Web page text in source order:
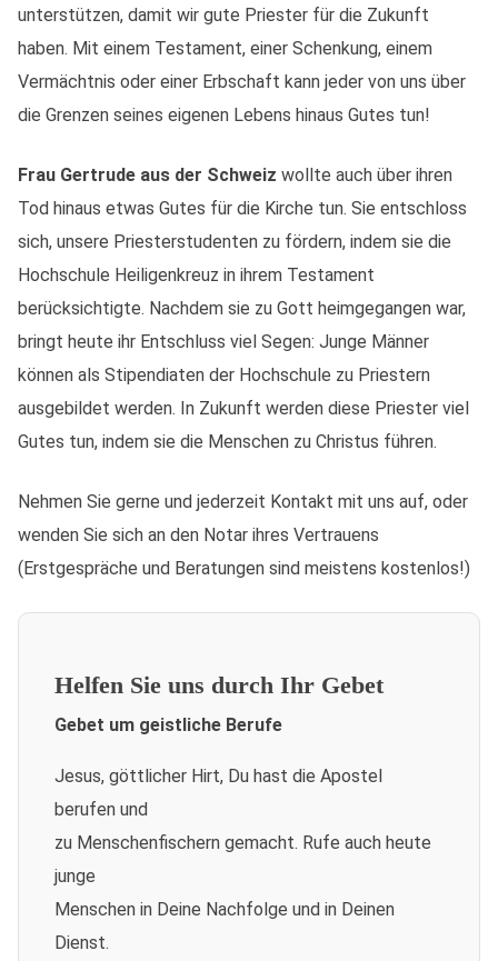
unterstützen, damit wir gute Priester für die Zukunft
haben. Mit einem Testament, einer Schenkung, einem
Vermächtnis oder einer Erbschaft kann jeder von uns über
die Grenzen seines eigenen Lebens hinaus Gutes tun!
Frau Gertrude aus der Schweiz wollte auch über ihren
Tod hinaus etwas Gutes für die Kirche tun. Sie entschloss
sich, unsere Priesterstudenten zu fördern, indem sie die
Hochschule Heiligenkreuz in ihrem Testament
berücksichtigte. Nachdem sie zu Gott heimgegangen war,
bringt heute ihr Entschluss viel Segen: Junge Männer
können als Stipendiaten der Hochschule zu Priestern
ausgebildet werden. In Zukunft werden diese Priester viel
Gutes tun, indem sie die Menschen zu Christus führen.
Nehmen Sie gerne und jederzeit Kontakt mit uns auf, oder
wenden Sie sich an den Notar ihres Vertrauens
(Erstgespräche und Beratungen sind meistens kostenlos!)
Helfen Sie uns durch Ihr Gebet
Gebet um geistliche Berufe
Jesus, göttlicher Hirt, Du hast die Apostel
berufen und
zu Menschenfischern gemacht. Rufe auch heute
junge
Menschen in Deine Nachfolge und in Deinen
Dienst.